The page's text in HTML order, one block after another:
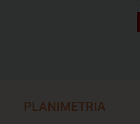
PLANIMETRIA